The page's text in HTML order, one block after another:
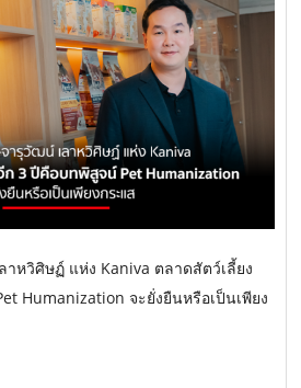
หวิศิษฏ์ แห่ง Kaniva ตลาดสัตว์เลี้ยง
Humanization จะยั่งยืนหรือเป็นเพียง